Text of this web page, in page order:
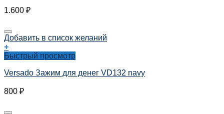
1.600 ₽
Добавить в список желаний
+
Быстрый просмотр
Versado Зажим для денег VD132 navy
800 ₽